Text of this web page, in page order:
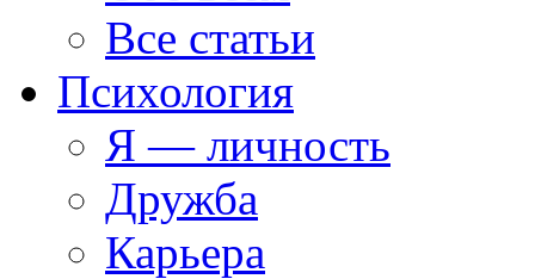
Все статьи
Психология
Я — личность
Дружба
Карьера